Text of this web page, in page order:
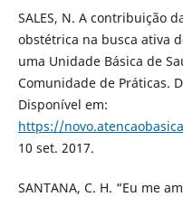
SALES, N. A contribuição
obstétrica na busca ativa
uma Unidade Básica de
Comunidade de Práticas.
Disponível em:
https://
10 set. 2017.
SANTANA, C. H. “Eu me